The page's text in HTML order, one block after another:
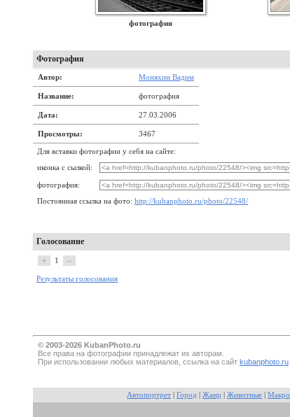
фотография
Фотография
Автор: Моняхин Вадим
Название: фотография
Дата: 27.03.2006
Просмотры: 3467
Для вставки фотографии у себя на сайте:
иконка с сылкой:
фотография:
Постоянная ссылка на фото: http://kubanphoto.ru/photo/22548/
Голосование
+ 1 –
Результаты голосования
© 2003-2026 KubanPhoto.ru
Все прaва на фотографии принадлежат их авторам.
При использовании любых материалов, ссылка на сайт kubanphoto.ru
Автопортрет Город Жанр Животные Макро